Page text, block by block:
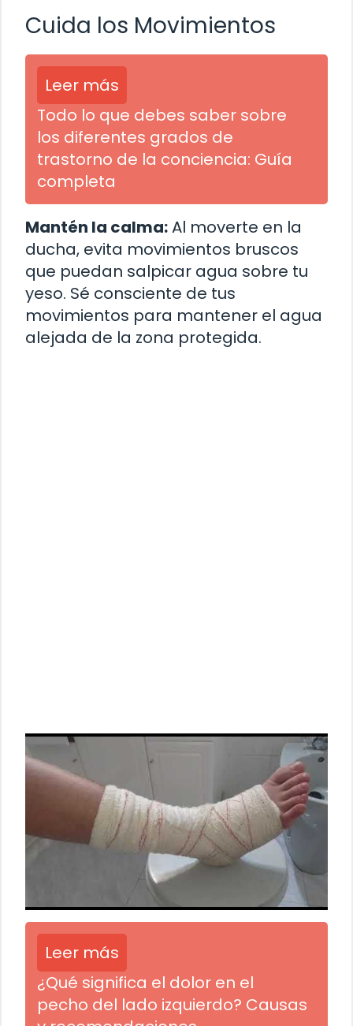
Cuida los Movimientos
Leer más
Todo lo que debes saber sobre
los diferentes grados de
trastorno de la conciencia: Guía
completa
Mantén la calma:Al moverte en la
ducha, evita movimientos bruscos
que puedan salpicar agua sobre tu
yeso. Sé consciente de tus
movimientos para mantener el agua
alejada de la zona protegida.
Leer más
¿Qué significa el dolor en el
pecho del lado izquierdo? Causas